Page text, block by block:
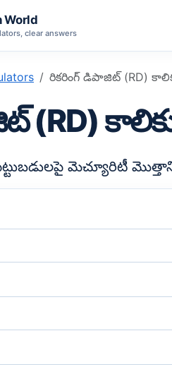
World
clear answers
రికరింగ్ డిపాజిట్ (RD)
(RD)
మెచ్యూరిటీ